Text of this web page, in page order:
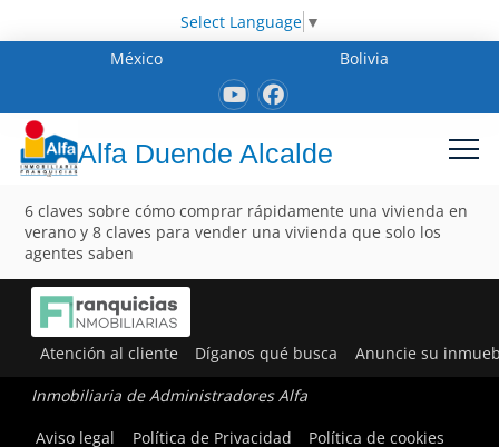
Select Language ▼
México
Bolivia
Alfa Duende Alcalde
6 claves sobre cómo comprar rápidamente una vivienda en
verano y 8 claves para vender una vivienda que solo los
agentes saben
Atención al cliente Díganos qué busca Anuncie su
Inmobiliaria de Administradores Alfa
Aviso legal
Política de Privacidad Política de cookies